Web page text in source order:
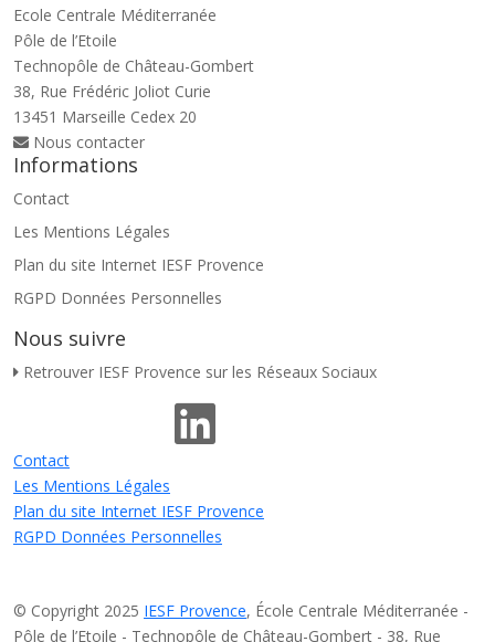
Ecole Centrale Méditerranée
Pôle de l’Etoile
Technopôle de Château-Gombert
38, Rue Frédéric Joliot Curie
13451 Marseille Cedex 20
Nous contacter
Informations
Contact
Les Mentions Légales
Plan du site Internet IESF Provence
RGPD Données Personnelles
Nous suivre
Retrouver IESF Provence sur les Réseaux Sociaux
Contact
Les Mentions Légales
Plan du site Internet IESF Provence
RGPD Données Personnelles
© Copyright 2025 IESF Provence, École Centrale Méditerranée -
Pôle de l’Etoile - Technopôle de Château-Gombert - 38, Rue